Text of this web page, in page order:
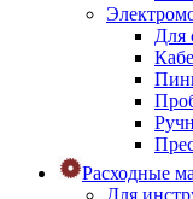
Для
Расходные
Для